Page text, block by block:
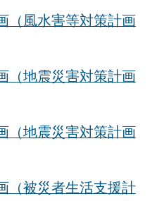
（風水害等対策計画
（地震災害対策計画
（地震災害対策計画
（被災者生活支援計